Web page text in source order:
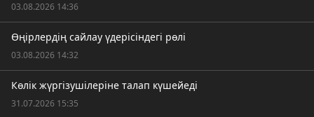
03.08.2026 14:36
Өңірлердің сайлау үдерісіндегі рөлі
03.08.2026 14:32
Көлік жүргізушілеріне талап күшейеді
31.07.2026 15:35